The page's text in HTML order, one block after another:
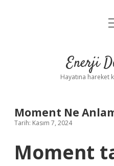
Enerji
Hayatına hareket
Moment Ne
Tarih: Kasım 7, 2024
Moment